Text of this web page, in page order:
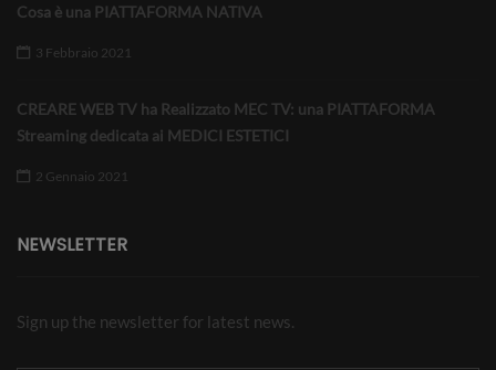
Cosa è una PIATTAFORMA NATIVA
3 Febbraio 2021
CREARE WEB TV ha Realizzato MEC TV: una PIATTAFORMA
Streaming dedicata ai MEDICI ESTETICI
2 Gennaio 2021
NEWSLETTER
Sign up the newsletter for latest news.